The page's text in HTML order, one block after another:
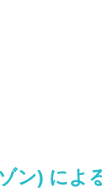
ン) によ